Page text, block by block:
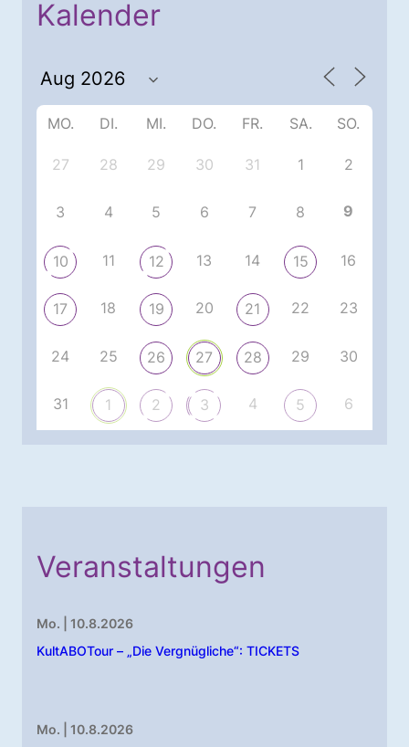
Kalender
MO. DI. MI. DO. FR. SA. SO.
27 28 29 30 31 1 2
3 4 5 6 7 8 9
10 11 12 13 14 15 16
17 18 19 20 21 22 23
24 25 26 27 28 29 30
31 1 2 3 4 5 6
Veranstaltungen
Mo. | 10.8.2026
KultABOTour – „Die Vergnügliche“: TICKETS
Mo. | 10.8.2026